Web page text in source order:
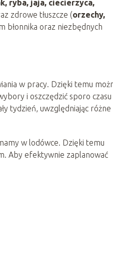
ryba, jaja, ciecierzyca,
zdrowe tłuszcze (orzechy,
błonnika oraz niezbędnych
w pracy. Dzięki temu
i oszczędzić sporo czasu
tydzień, uwzględniając różne
w lodówce. Dzięki temu
Aby efektywnie zaplanować